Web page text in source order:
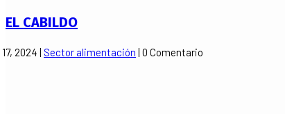
EL CABILDO
2024 | Sector alimentación | 0 Comentario